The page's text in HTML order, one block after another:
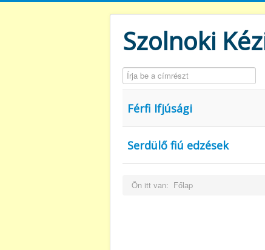
Szolnoki
Írja be a címrészt
Férfi Ifjúsági
Serdülő fiú edzések
Ön itt van: Főlap